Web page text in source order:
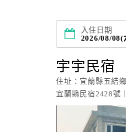
入住日期
2026/08/08(
宇宇民宿
住址：宜蘭縣五結
宜蘭縣民宿2428號